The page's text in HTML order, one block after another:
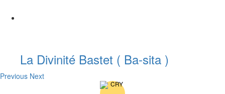
La Divinité Bastet ( Ba-sita )
Previous Next